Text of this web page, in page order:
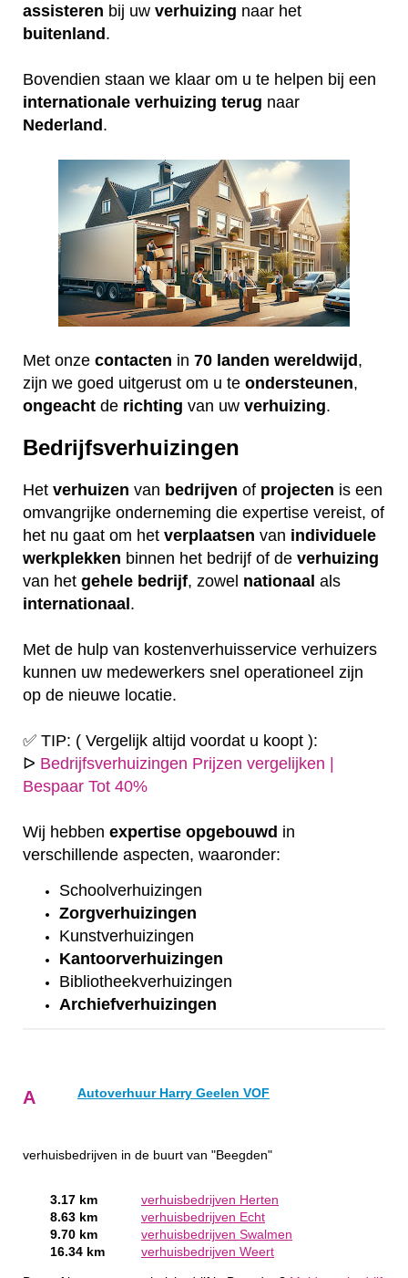
assisteren bij uw verhuizing naar het
buitenland.
Bovendien staan we klaar om u te helpen bij een
internationale verhuizing terug naar
Nederland.
Met onze contacten in 70 landen wereldwijd,
zijn we goed uitgerust om u te ondersteunen,
ongeacht de richting van uw verhuizing.
Bedrijfsverhuizingen
Het verhuizen van bedrijven of projecten is een
omvangrijke onderneming die expertise vereist, of
het nu gaat om het verplaatsen van individuele
werkplekken binnen het bedrijf of de verhuizing
van het gehele bedrijf, zowel nationaal als
internationaal .
Met de hulp van kostenverhuisservice verhuizers
kunnen uw medewerkers snel operationeel zijn
op de nieuwe locatie.
✅ TIP: ( Vergelijk altijd voordat u koopt ):
ᐅ Bedrijfsverhuizingen Prijzen vergelijken |
Bespaar Tot 40%
Wij hebben expertise opgebouwd in
verschillende aspecten, waaronder:
Schoolverhuizingen
Zorgverhuizingen
Kunstverhuizingen
Kantoorverhuizingen
Bibliotheekverhuizingen
Archiefverhuizingen
A Autoverhuur Harry Geelen VOF
verhuisbedrijven in de buurt van "Beegden"
3.17 km
verhuisbedrijven Herten
8.63 km
verhuisbedrijven Echt
9.70 km
verhuisbedrijven Swalmen
16.34 km
verhuisbedrijven Weert